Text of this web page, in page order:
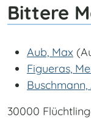
Bittere
Aub, Max
Figueras,
30000